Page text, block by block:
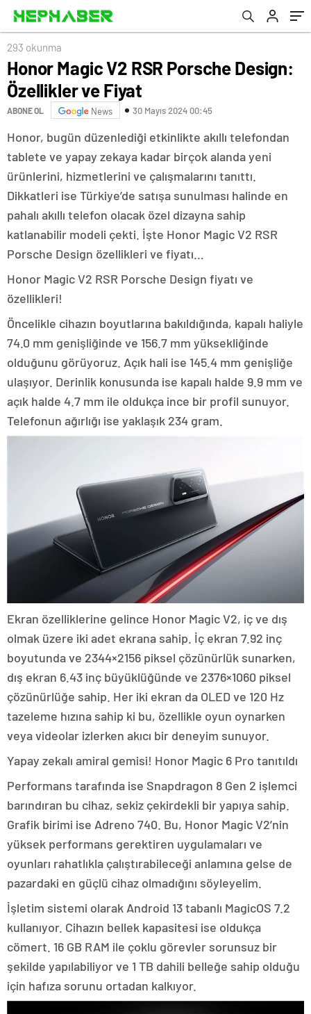
293 okunma
Honor Magic V2 RSR Porsche Design:
Özellikler ve Fiyat
ABONE OL News 30 Mayıs 2024 00:45
Honor, bugün düzenlediği etkinlikte akıllı telefondan
tablete ve yapay zekaya kadar birçok alanda yeni
ürünlerini, hizmetlerini ve çalışmalarını tanıttı.
Dikkatleri ise Türkiye’de satışa sunulması halinde en
pahalı akıllı telefon olacak özel dizayna sahip
katlanabilir modeli çekti. İşte Honor Magic V2 RSR
Porsche Design özellikleri ve fiyatı…
Honor Magic V2 RSR Porsche Design fiyatı ve
özellikleri!
Öncelikle cihazın boyutlarına bakıldığında, kapalı haliyle
74.0 mm genişliğinde ve 156.7 mm yüksekliğinde
olduğunu görüyoruz. Açık hali ise 145.4 mm genişliğe
ulaşıyor. Derinlik konusunda ise kapalı halde 9.9 mm ve
açık halde 4.7 mm ile oldukça ince bir profil sunuyor.
Telefonun ağırlığı ise yaklaşık 234 gram.
Ekran özelliklerine gelince Honor Magic V2, iç ve dış
olmak üzere iki adet ekrana sahip. İç ekran 7.92 inç
boyutunda ve 2344×2156 piksel çözünürlük sunarken,
dış ekran 6.43 inç büyüklüğünde ve 2376×1060 piksel
çözünürlüğe sahip. Her iki ekran da OLED ve 120 Hz
tazeleme hızına sahip ki bu, özellikle oyun oynarken
veya videolar izlerken akıcı bir deneyim sunuyor.
Yapay zekalı amiral gemisi! Honor Magic 6 Pro tanıtıldı
Performans tarafında ise Snapdragon 8 Gen 2 işlemci
barındıran bu cihaz, sekiz çekirdekli bir yapıya sahip.
Grafik birimi ise Adreno 740. Bu, Honor Magic V2’nin
yüksek performans gerektiren uygulamaları ve
oyunları rahatlıkla çalıştırabileceği anlamına gelse de
pazardaki en güçlü cihaz olmadığını söyleyelim.
İşletim sistemi olarak Android 13 tabanlı MagicOS 7.2
kullanıyor. Cihazın bellek kapasitesi ise oldukça
cömert. 16 GB RAM ile çoklu görevler sorunsuz bir
şekilde yapılabiliyor ve 1 TB dahili belleğe sahip olduğu
için hafıza sorunu ortadan kalkıyor.